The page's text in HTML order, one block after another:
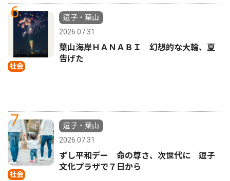
6
社会
逗子・葉山
2026.07.31
葉山海岸ＨＡＮＡＢＩ 幻想的な大輪、夏
告げた
7
社会
逗子・葉山
2026.07.31
ずし平和デー 命の尊さ、次世代に 逗子
文化プラザで７日から